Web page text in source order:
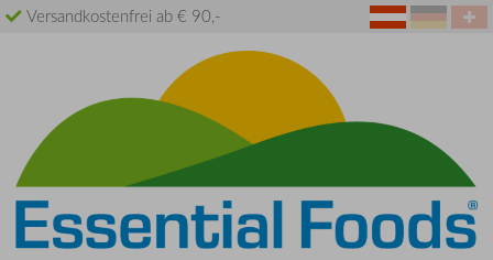
Versandkostenfrei ab € 90,-